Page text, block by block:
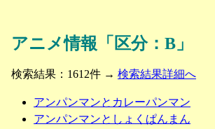
アニメ情報「区分：B」
検索結果：1612件 → 検索結果詳細へ
アンパンマンとカレーパンマン
アンパンマンとしょくぱんまん